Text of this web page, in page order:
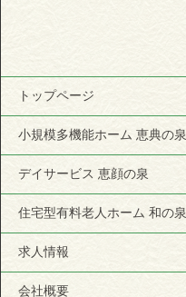
トップページ
小規模多機能ホーム 恵典の泉
デイサービス 恵顔の泉
住宅型有料老人ホーム 和の泉
求人情報
会社概要